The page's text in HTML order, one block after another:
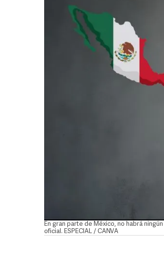
En gran parte de México, no habrá
oficial. ESPECIAL / CANVA